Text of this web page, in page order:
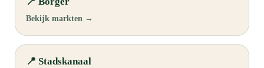
Bekijk markten →
📍 Stadskanaal